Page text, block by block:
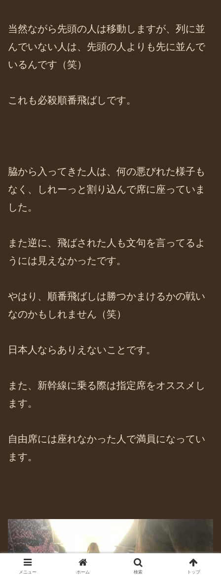
当然ながら先頭の人は移動しますが、列に並
んでいない人は、先頭の人よりも先に並んで
いるんです（笑）
これも必殺順番飛ばしです。
脇から入ってきた人は、何の悪びれた様子も
なく、しれーっと割り込んで席に座っていま
した。
また逆に、飛ばされた人も文句を言ってるよ
うには見えなかったです。
やはり、順番飛ばしは勝つかまけるかの戦い
なのかもしれません（笑）
日本人ならありえないことです。
また、新幹線に乗る際は指定席をオススメし
ます。
自由席には座れなかった人で満員になってい
ます。
メニュー ホーム 検索 トップ